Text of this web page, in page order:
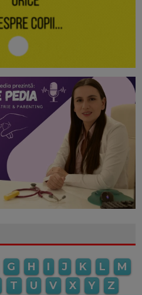
G H I J K L
M
T U V X Y Z